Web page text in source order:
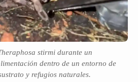
stirmi durante un
dentro de un entorno de
y refugios naturales.